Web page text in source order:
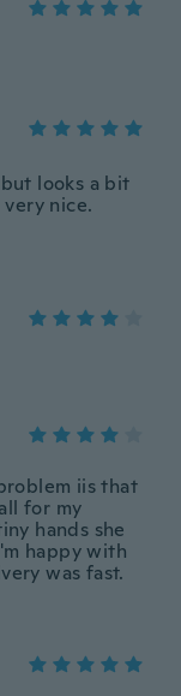
looks a bit
nice.
iis that
for my
hands she
happy with
was fast.